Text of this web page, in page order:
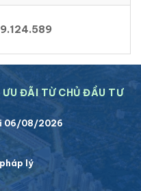
ĐÃI TỪ CHỦ ĐẦU TƯ
06/08/2026
lý